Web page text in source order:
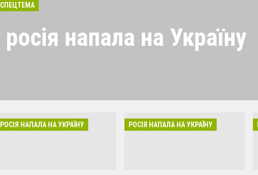
СПЕЦТЕМА
росія напала на Україну
розкрадати будинки в селах. Ми боремось
за нашу свободу!!
РОСІЯ НАПАЛА НА УКРАЇНУ РОСІЯ НАПАЛА НА УКРАЇНУ